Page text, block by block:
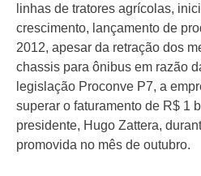
linhas de tratores agrícolas,
crescimento, lançamento de
2012, apesar da retração dos
chassis para ônibus em razão
legislação Proconve P7, a
superar o faturamento de R$ 1
presidente, Hugo Zattera,
promovida no mês de outubro.